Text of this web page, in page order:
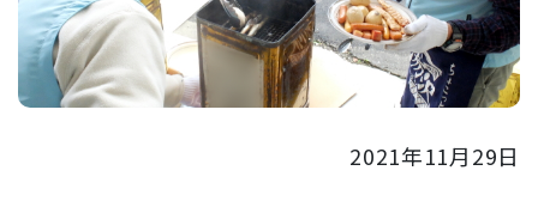
2021年11月29日